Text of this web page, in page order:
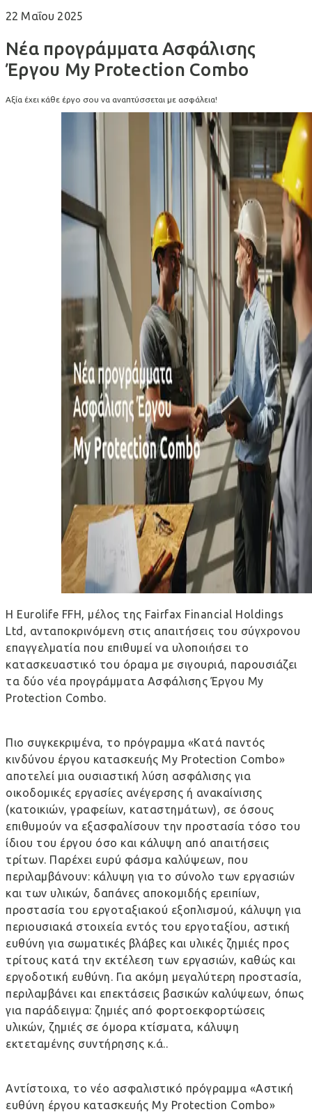
22 Μαΐου 2025
Νέα προγράμματα Ασφάλισης
Έργου My Protection Combo
Αξία έχει κάθε έργο σου να αναπτύσσεται με ασφάλεια!
Η Eurolife FFH, μέλος της Fairfax Financial Holdings
Ltd, ανταποκρινόμενη στις απαιτήσεις του σύγχρονου
επαγγελματία που επιθυμεί να υλοποιήσει το
κατασκευαστικό του όραμα με σιγουριά, παρουσιάζει
τα δύο νέα προγράμματα Ασφάλισης Έργου My
Protection Combo.
Πιο συγκεκριμένα, το πρόγραμμα «Κατά παντός
κινδύνου έργου κατασκευής My Protection Combo»
αποτελεί μια ουσιαστική λύση ασφάλισης για
οικοδομικές εργασίες ανέγερσης ή ανακαίνισης
(κατοικιών, γραφείων, καταστημάτων), σε όσους
επιθυμούν να εξασφαλίσουν την προστασία τόσο του
ίδιου του έργου όσο και κάλυψη από απαιτήσεις
τρίτων. Παρέχει ευρύ φάσμα καλύψεων, που
περιλαμβάνουν: κάλυψη για το σύνολο των εργασιών
και των υλικών, δαπάνες αποκομιδής ερειπίων,
προστασία του εργοταξιακού εξοπλισμού, κάλυψη για
περιουσιακά στοιχεία εντός του εργοταξίου, αστική
ευθύνη για σωματικές βλάβες και υλικές ζημιές προς
τρίτους κατά την εκτέλεση των εργασιών, καθώς και
εργοδοτική ευθύνη. Για ακόμη μεγαλύτερη προστασία,
περιλαμβάνει και επεκτάσεις βασικών καλύψεων, όπως
για παράδειγμα: ζημιές από φορτοεκφορτώσεις
υλικών, ζημιές σε όμορα κτίσματα, κάλυψη
εκτεταμένης συντήρησης κ.ά..
Αντίστοιχα, το νέο ασφαλιστικό πρόγραμμα «Αστική
ευθύνη έργου κατασκευής My Protection Combo»